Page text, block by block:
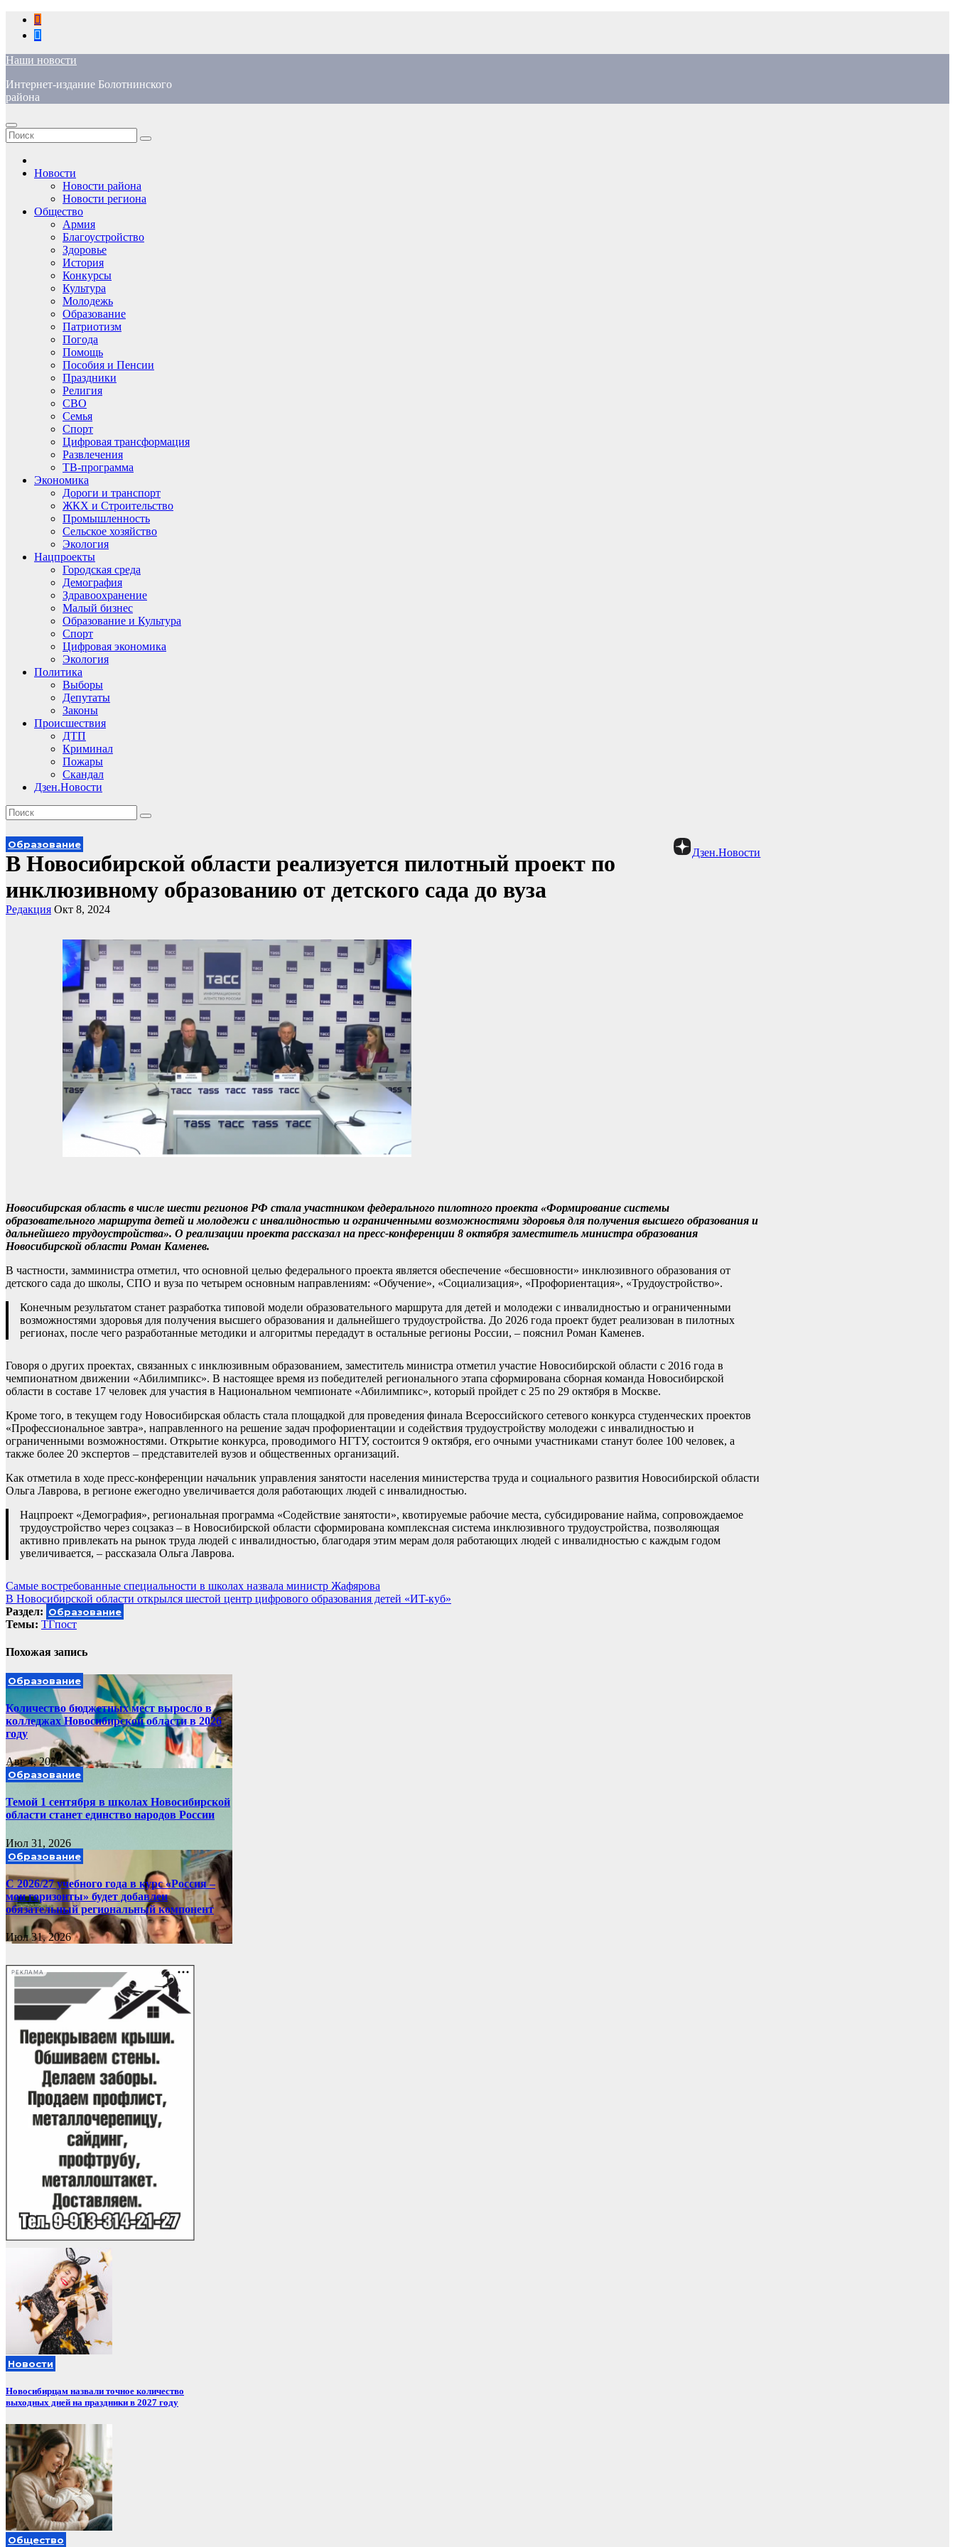
Перейти
содержимому
Наши новости
Интернет-издание Болотнинского
района
Новости
Новости района
Новости региона
Общество
Армия
Благоустройство
Здоровье
История
Конкурсы
Культура
Молодежь
Образование
Патриотизм
Погода
Помощь
Пособия и Пенсии
Праздники
Религия
СВО
Семья
Спорт
Цифровая трансформация
Развлечения
ТВ-программа
Экономика
Дороги и транспорт
ЖКХ и Строительство
Промышленность
Сельское хозяйство
Экология
Нацпроекты
Городская среда
Демография
Здравоохранение
Малый бизнес
Образование и Культура
Спорт
Цифровая экономика
Экология
Политика
Выборы
Депутаты
Законы
Происшествия
ДТП
Криминал
Пожары
Скандал
Дзен.Новости
Дзен.Новости
Образование
В Новосибирской области реализуется пилотный проект по
инклюзивному образованию от детского сада до вуза
Редакция Окт 8, 2024
Новосибирская область в числе шести регионов РФ стала участником федерального пилотного проекта «Формирование системы
образовательного маршрута детей и молодежи с инвалидностью и ограниченными возможностями здоровья для получения высшего образования и
дальнейшего трудоустройства». О реализации проекта рассказал на пресс-конференции 8 октября заместитель министра образования
Новосибирской области Роман Каменев.
В частности, замминистра отметил, что основной целью федерального проекта является обеспечение «бесшовности» инклюзивного образования от
детского сада до школы, СПО и вуза по четырем основным направлениям: «Обучение», «Социализация», «Профориентация», «Трудоустройство».
Конечным результатом станет разработка типовой модели образовательного маршрута для детей и молодежи с инвалидностью и ограниченными
возможностями здоровья для получения высшего образования и дальнейшего трудоустройства. До 2026 года проект будет реализован в пилотных
регионах, после чего разработанные методики и алгоритмы передадут в остальные регионы России, – пояснил Роман Каменев.
Говоря о других проектах, связанных с инклюзивным образованием, заместитель министра отметил участие Новосибирской области с 2016 года в
чемпионатном движении «Абилимпикс». В настоящее время из победителей регионального этапа сформирована сборная команда Новосибирской
области в составе 17 человек для участия в Национальном чемпионате «Абилимпикс», который пройдет с 25 по 29 октября в Москве.
Кроме того, в текущем году Новосибирская область стала площадкой для проведения финала Всероссийского сетевого конкурса студенческих проектов
«Профессиональное завтра», направленного на решение задач профориентации и содействия трудоустройству молодежи с инвалидностью и
ограниченными возможностями. Открытие конкурса, проводимого НГТУ, состоится 9 октября, его очными участниками станут более 100 человек, а
также более 20 экспертов – представителей вузов и общественных организаций.
Как отметила в ходе пресс-конференции начальник управления занятости населения министерства труда и социального развития Новосибирской области
Ольга Лаврова, в регионе ежегодно увеличивается доля работающих людей с инвалидностью.
Нацпроект «Демография», региональная программа «Содействие занятости», квотируемые рабочие места, субсидирование найма, сопровождаемое
трудоустройство через соцзаказ – в Новосибирской области сформирована комплексная система инклюзивного трудоустройства, позволяющая
активно привлекать на рынок труда людей с инвалидностью, благодаря этим мерам доля работающих людей с инвалидностью с каждым годом
увеличивается, – рассказала Ольга Лаврова.
Навигация
по
записям
Самые востребованные специальности в школах назвала министр Жафярова
В Новосибирской области открылся шестой центр цифрового образования детей «ИT-куб»
Раздел: Образование
Темы: ТГпост
Похожая запись
Образование
Количество бюджетных мест выросло в
колледжах Новосибирской области в 2026
году
Авг 4, 2026
Образование
Темой 1 сентября в школах Новосибирской
области станет единство народов России
Июл 31, 2026
Образование
С 2026/27 учебного года в курс «Россия –
мои горизонты» будет добавлен
обязательный региональный компонент
Июл 31, 2026
РЕКЛАМА
Новости
Новосибирцам назвали точное количество
выходных дней на праздники в 2027 году
Общество